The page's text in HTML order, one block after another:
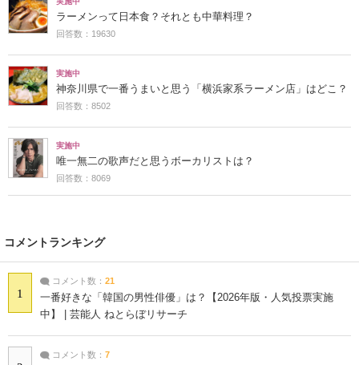
ラーメンって日本食？それとも中華料理？
回答数：19630
実施中
神奈川県で一番うまいと思う「横浜家系ラーメン店」はどこ？
回答数：8502
実施中
唯一無二の歌声だと思うボーカリストは？
回答数：8069
コメントランキング
1
コメント数： 21
一番好きな「韓国の男性俳優」は？【2026年版・人気投票実施
中】 | 芸能人 ねとらぼリサーチ
コメント数： 7